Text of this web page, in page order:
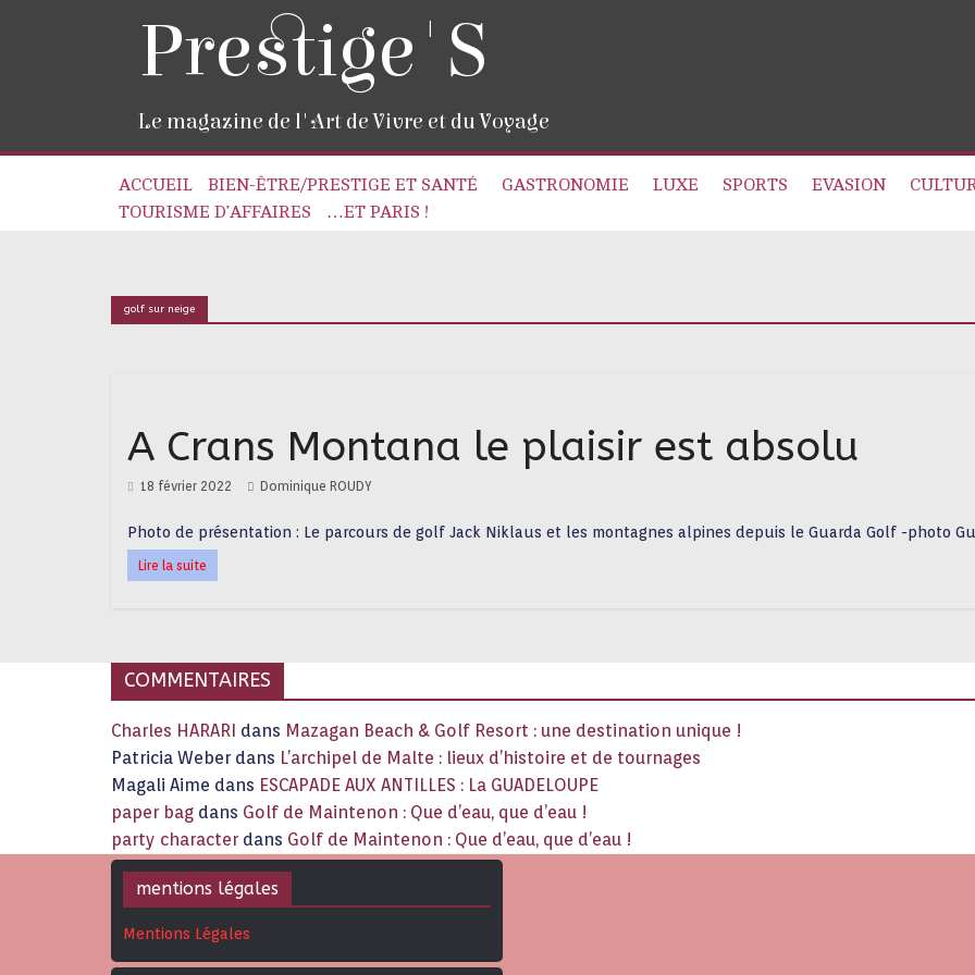
Prestige'S
Le magazine de l'Art de Vivre et du Voyage
ACCUEIL BIEN-ÊTRE/PRESTIGE ET SANTÉ GASTRONOMIE LUXE SPORTS EVASION
TOURISME D’AFFAIRES
…ET PARIS !
golf sur neige
A Crans Montana le plaisir est absolu
18 février 2022 Dominique ROUDY
Photo de présentation : Le parcours de golf Jack Niklaus et les montagnes alpines depuis le Guarda Golf -photo
Lire la suite
COMMENTAIRES
Charles HARARI dans Mazagan Beach & Golf Resort : une destination unique !
Patricia Weber dans L’archipel de Malte : lieux d’histoire et de tournages
Magali Aime dans ESCAPADE AUX ANTILLES : La GUADELOUPE
paper bag dans Golf de Maintenon : Que d’eau, que d’eau !
party character dans Golf de Maintenon : Que d’eau, que d’eau !
mentions légales
Mentions Légales